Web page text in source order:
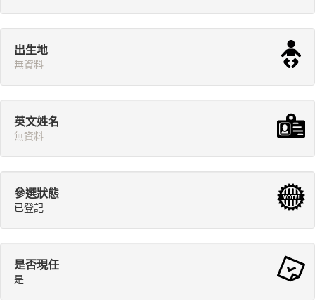
出生地
無資料
英文姓名
無資料
參選狀態
已登記
是否現任
是